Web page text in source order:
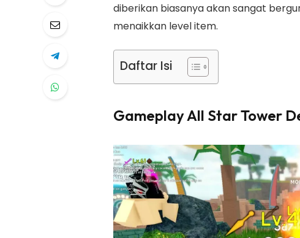
diberikan biasanya akan sangat
menaikkan level item.
Daftar Isi
Gameplay All Star Tower